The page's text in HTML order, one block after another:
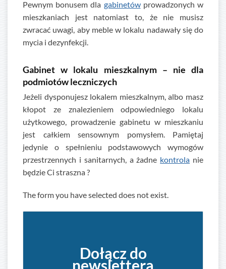
Pewnym bonusem dla gabinetówprowadzonych w
mieszkaniach jest natomiast to, że nie musisz
zwracać uwagi, aby meble w lokalu nadawały się do
mycia i dezynfekcji.
Gabinet w lokalu mieszkalnym – nie dla
podmiotów leczniczych
Jeżeli dysponujesz lokalem mieszkalnym, albo masz
kłopot ze znalezieniem odpowiedniego lokalu
użytkowego, prowadzenie gabinetu w mieszkaniu
jest całkiem sensownym pomysłem. Pamiętaj
jedynie o spełnieniu podstawowych wymogów
przestrzennych i sanitarnych, a żadne kontrola nie
będzie Ci straszna ?
The form you have selected does not exist.
Dołącz do
newslettera